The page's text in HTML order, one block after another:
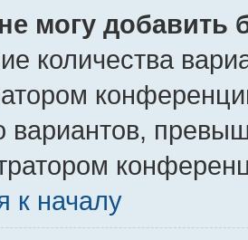
могу добавить
количества
вариантов,
к началу